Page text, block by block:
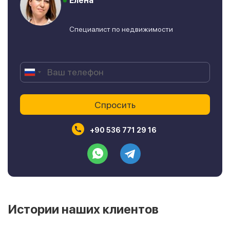
Специалист по недвижимости
+90 536 771 29 16
Истории наших клиентов